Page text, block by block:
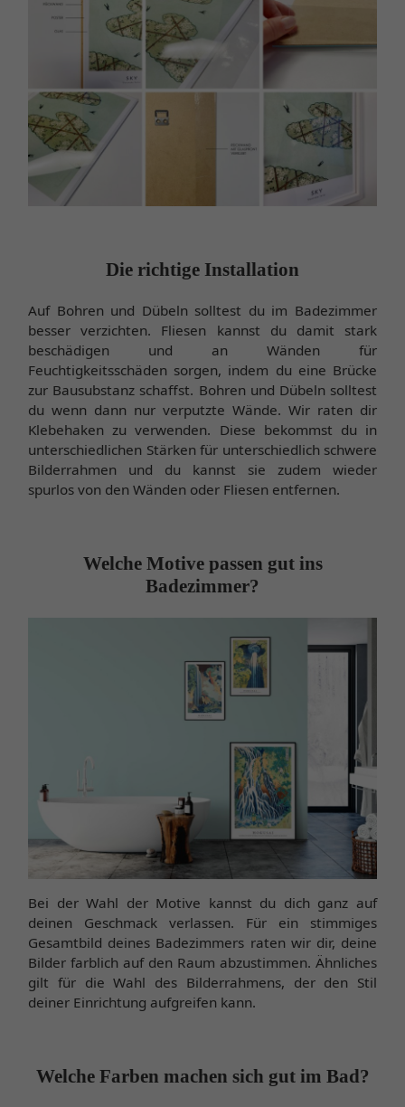
Die richtige Installation
Auf Bohren und Dübeln solltest du im Badezimmer
besser verzichten. Fliesen kannst du damit stark
beschädigen und an Wänden für
Feuchtigkeitsschäden sorgen, indem du eine Brücke
zur Bausubstanz schaffst. Bohren und Dübeln solltest
du wenn dann nur verputzte Wände. Wir raten dir
Klebehaken zu verwenden. Diese bekommst du in
unterschiedlichen Stärken für unterschiedlich schwere
Bilderrahmen und du kannst sie zudem wieder
spurlos von den Wänden oder Fliesen entfernen.
Welche Motive passen gut ins
Badezimmer?
Bei der Wahl der Motive kannst du dich ganz auf
deinen Geschmack verlassen. Für ein stimmiges
Gesamtbild deines Badezimmers raten wir dir, deine
Bilder farblich auf den Raum abzustimmen. Ähnliches
gilt für die Wahl des Bilderrahmens, der den Stil
deiner Einrichtung aufgreifen kann.
Welche Farben machen sich gut im Bad?